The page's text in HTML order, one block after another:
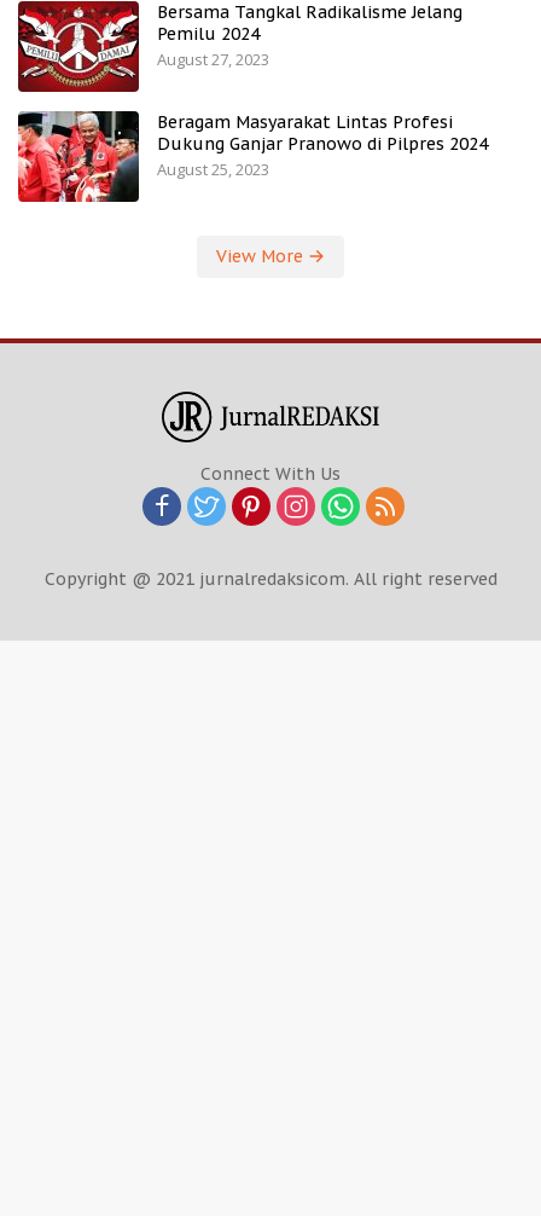
Bersama Tangkal Radikalisme Jelang
Pemilu 2024
August 27, 2023
Beragam Masyarakat Lintas Profesi
Dukung Ganjar Pranowo di Pilpres 2024
August 25, 2023
View More
Connect With Us
Copyright @ 2021 jurnalredaksicom. All right reserved